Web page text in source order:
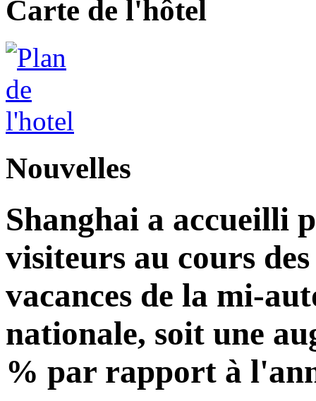
Carte de l'hôtel
Nouvelles
Shanghai a accueilli
visiteurs au cours
vacances de la mi-
nationale, soit une
% par rapport à